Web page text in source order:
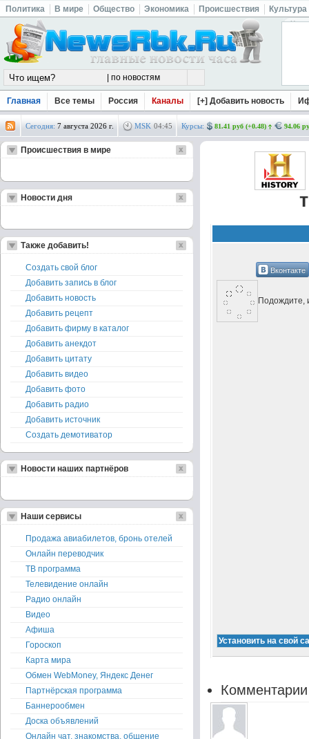
Политика В мире Общество Экономика Происшествия Культура
Главная Все темы Россия Каналы [+] Добавить новость
Сегодня: 7 августа 2026 г. MSK 04:45 Курсы: 81.41 руб (+0.48) 94.06
Вконтакте
Подождите,
Происшествия в мире
Новости дня
Также добавить!
Создать свой блог
Добавить запись в блог
Добавить новость
Добавить рецепт
Добавить фирму в каталог
Добавить анекдот
Добавить цитату
Добавить видео
Добавить фото
Добавить радио
Добавить источник
Создать демотиватор
Новости наших партнёров
Наши сервисы
Продажа авиабилетов, бронь отелей
Онлайн переводчик
ТВ программа
Телевидение онлайн
Радио онлайн
Видео
Афиша
Гороскоп
Карта мира
Обмен WebMoney, Яндекс Денег
Партнёрская программа
Баннерообмен
Доска объявлений
Онлайн чат, знакомства, общение